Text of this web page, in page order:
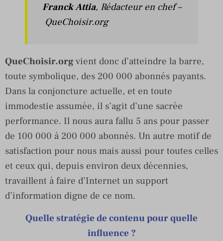
Franck Attia, Rédacteur en chef –
QueChoisir.org
QueChoisir.orgvient donc d’atteindre la barre,
toute symbolique, des 200 000 abonnés payants.
Dans la conjoncture actuelle, et en toute
immodestie assumée, il s’agit d’une sacrée
performance. Il nous aura fallu 5 ans pour passer
de 100 000 à 200 000 abonnés. Un autre motif de
satisfaction pour nous mais aussi pour toutes celles
et ceux qui, depuis environ deux décennies,
travaillent à faire d’Internet un support
d’information digne de ce nom.
Quelle stratégie de contenu pour quelle
influence ?